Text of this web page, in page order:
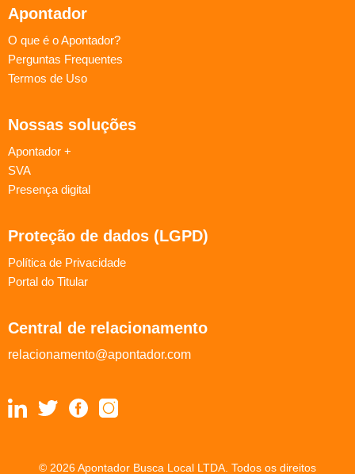
Apontador
O que é o Apontador?
Perguntas Frequentes
Termos de Uso
Nossas soluções
Apontador +
SVA
Presença digital
Proteção de dados (LGPD)
Política de Privacidade
Portal do Titular
Central de relacionamento
relacionamento@apontador.com
© 2026 Apontador Busca Local LTDA. Todos os direitos